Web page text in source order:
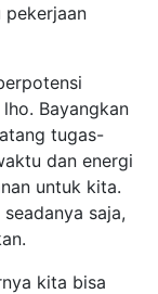
pekerjaan
Bayangkan
tugas-
dan energi
untuk kita.
saja,
kita bisa